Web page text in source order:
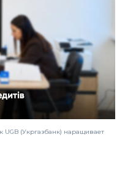
(Укргазбанк) наращивает